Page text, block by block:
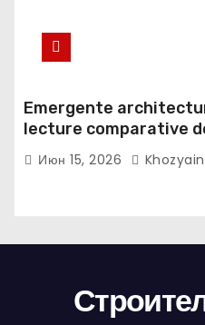
Emergente
lecture comparative
domestiques et les
Июн 15, 2026